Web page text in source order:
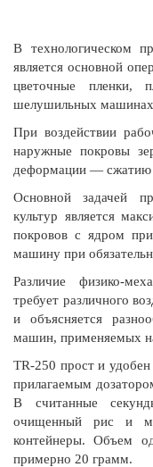
В технологическом
является основной
цветочные пленки,
шелушильных
При воздействии
наружные покровы
деформации — сжатию
Основной задачей
культур является
покровов с ядром
машину при
Различие физико-
требует различного
и объясняется
машин, применяемых
TR-250 прост и
прилагаемым
В считанные
очищенный рис и
контейнеры. Объем
примерно 20 грамм.